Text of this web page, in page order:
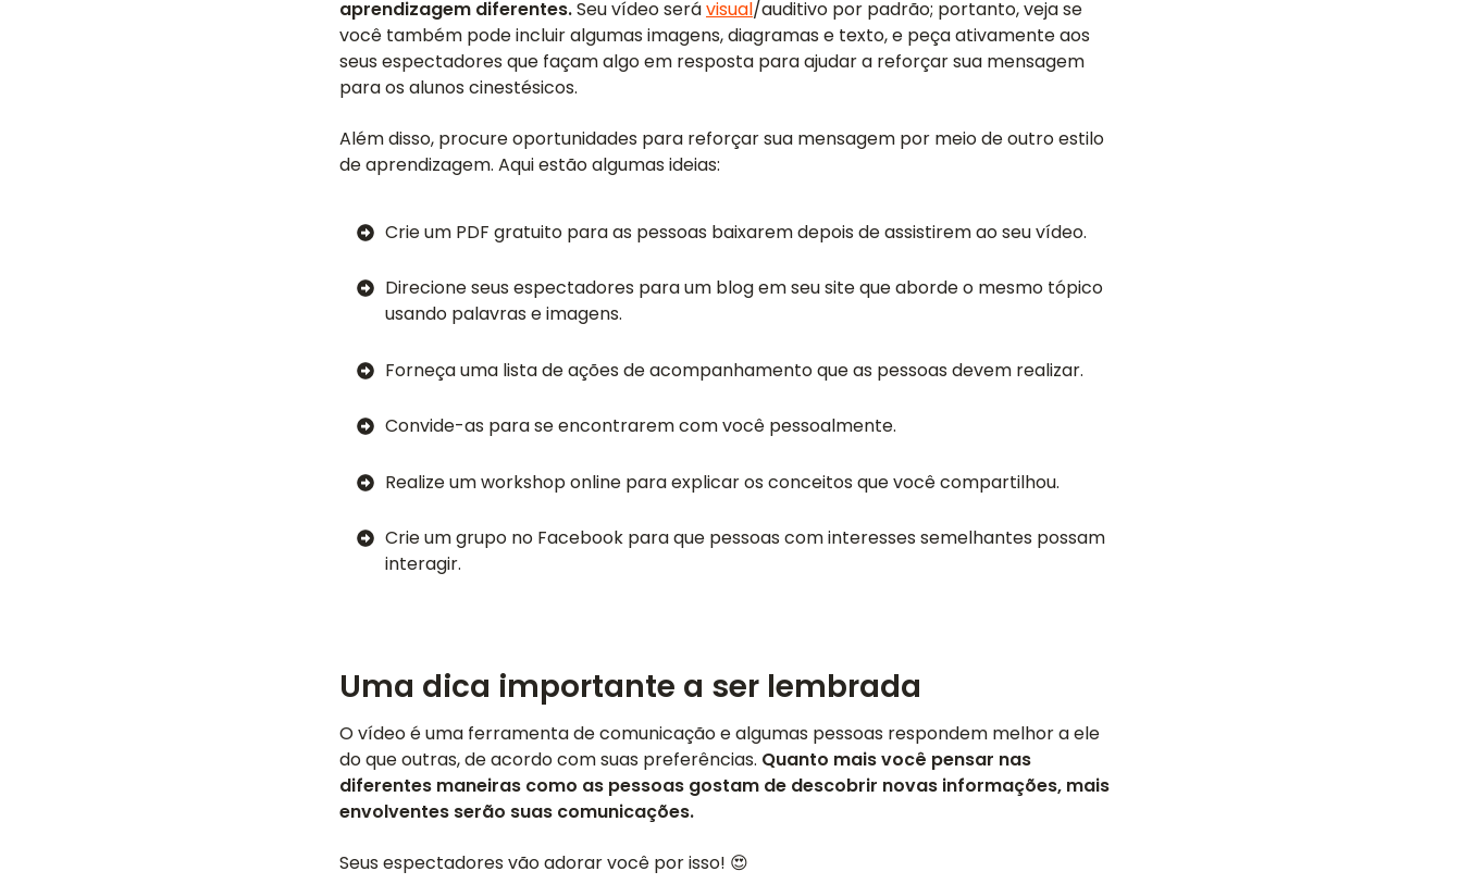
aprendizagem diferentes.Seu vídeo serávisual/auditivo por padrão; portanto, veja se
você também pode incluir algumas imagens, diagramas e texto, e peça ativamente aos
seus espectadores que façam algo em resposta para ajudar a reforçar sua mensagem
para os alunos cinestésicos.
Além disso, procure oportunidades para reforçar sua mensagem por meio de outro estilo
de aprendizagem. Aqui estão algumas ideias:
Crie um PDF gratuito para as pessoas baixarem depois de assistirem ao seu vídeo.
Direcione seus espectadores para um blog em seu site que aborde o mesmo tópico
usando palavras e imagens.
Forneça uma lista de ações de acompanhamento que as pessoas devem realizar.
Convide-as para se encontrarem com você pessoalmente.
Realize um workshop online para explicar os conceitos que você compartilhou.
Crie um grupo no Facebook para que pessoas com interesses semelhantes possam
interagir.
Uma dica importante a ser lembrada
O vídeo é uma ferramenta de comunicação e algumas pessoas respondem melhor a ele
do que outras, de acordo com suas preferências. Quanto mais você pensar nas
diferentes maneiras como as pessoas gostam de descobrir novas informações, mais
envolventes serão suas comunicações.
Seus espectadores vão adorar você por isso! 😍